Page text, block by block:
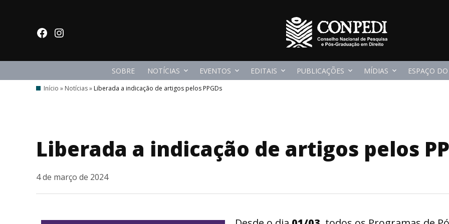
facebookInstagram
SOBRE NOTÍCIAS EVENTOS EDITAIS PUBLICAÇÕES MÍDIAS ESPAÇO
Início » Notícias» Liberada a indicação de artigos pelos PPGDs
Liberada a indicação de artigos pelos
4 de março de 2024